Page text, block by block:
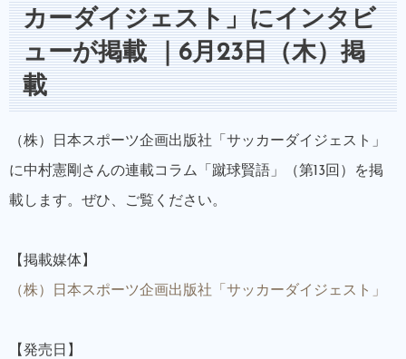
カーダイジェスト」にインタビ
ューが掲載 ｜6月23日（木）掲
載
（株）日本スポーツ企画出版社「サッカーダイジェスト」
に中村憲剛さんの連載コラム「蹴球賢語」（第13回）を掲
載します。ぜひ、ご覧ください。
【掲載媒体】
（株）日本スポーツ企画出版社「サッカーダイジェスト」
【発売日】